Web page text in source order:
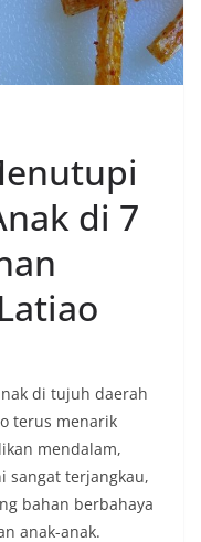
di 7
di tujuh daerah
terus menarik
mendalam,
sangat terjangkau,
bahan berbahaya
anak-anak.